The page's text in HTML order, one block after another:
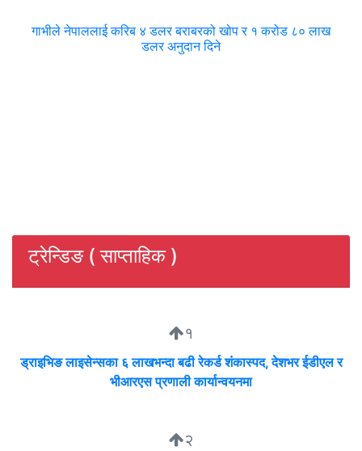
गाभीले नेपाललाई करिब ४ डलर बराबरको खोप र १ करोड ८० लाख
डलर अनुदान दिने
ट्रेन्डिङ ( साप्ताहिक )
१
ड्राइभिङ लाइसेन्सका ६ लाखभन्दा बढी रेकर्ड शंकास्पद, देशभर ईडीएल र
भीआरएस प्रणाली कार्यान्वयनमा
२